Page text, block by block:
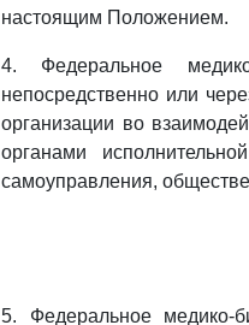
настоящим Положением.
4. Федеральное
непосредственно или
организации во
органами
самоуправления,
5. Федеральное медико-